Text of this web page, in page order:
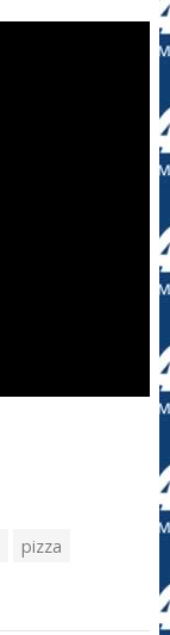
pizza